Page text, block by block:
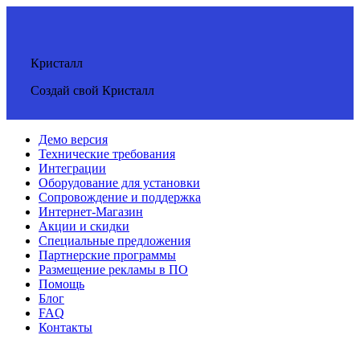
Кристалл
Создай свой Кристалл
Демо версия
Технические требования
Интеграции
Оборудование для установки
Сопровождение и поддержка
Интернет-Магазин
Акции и скидки
Специальные предложения
Партнерские программы
Размещение рекламы в ПО
Помощь
Блог
FAQ
Контакты